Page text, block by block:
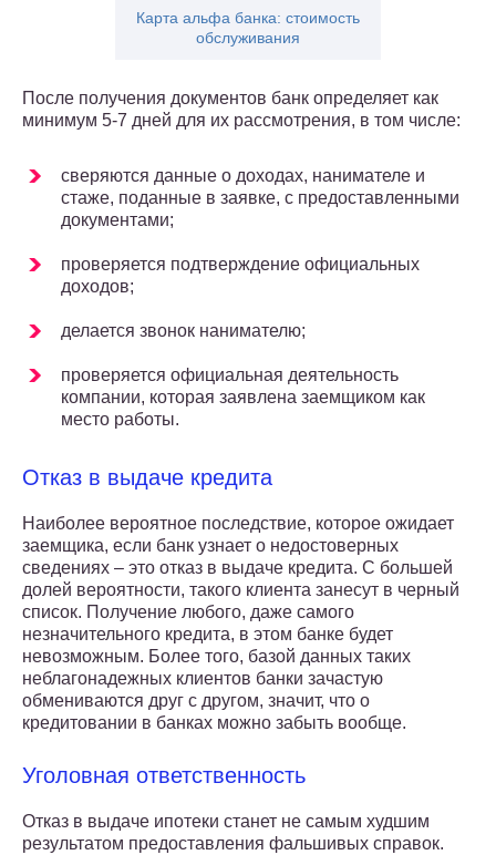
Карта альфа банка: стоимость
обслуживания
После получения документов банк определяет как
минимум 5-7 дней для их рассмотрения, в том числе:
сверяются данные о доходах, нанимателе и
стаже, поданные в заявке, с предоставленными
документами;
проверяется подтверждение официальных
доходов;
делается звонок нанимателю;
проверяется официальная деятельность
компании, которая заявлена заемщиком как
место работы.
Отказ в выдаче кредита
Наиболее вероятное последствие, которое ожидает
заемщика, если банк узнает о недостоверных
сведениях – это отказ в выдаче кредита. С большей
долей вероятности, такого клиента занесут в черный
список. Получение любого, даже самого
незначительного кредита, в этом банке будет
невозможным. Более того, базой данных таких
неблагонадежных клиентов банки зачастую
обмениваются друг с другом, значит, что о
кредитовании в банках можно забыть вообще.
Уголовная ответственность
Отказ в выдаче ипотеки станет не самым худшим
результатом предоставления фальшивых справок.